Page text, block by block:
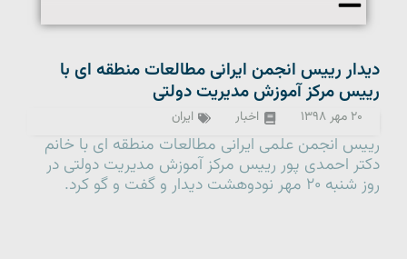
دیدار رییس انجمن ایرانی مطالعات منطقه ای با
رییس مرکز آموزش مدیریت دولتی
۲۰ مهر ۱۳۹۸ اخبار ایران
رییس انجمن علمی ایرانی مطالعات منطقه ای با خانم
دکتر احمدی پور رییس مرکز آموزش مدیریت دولتی در
روز شنبه ۲۰ مهر نودوهشت دیدار و گفت و گو کرد.